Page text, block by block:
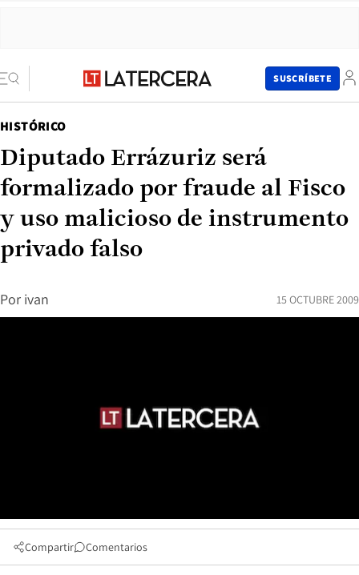
SUSCRÍBETE
HISTÓRICO
Diputado Errázuriz será
formalizado por fraude al Fisco
y uso malicioso de instrumento
privado falso
Por ivan 15 OCTUBRE 2009
Compartir Comentarios